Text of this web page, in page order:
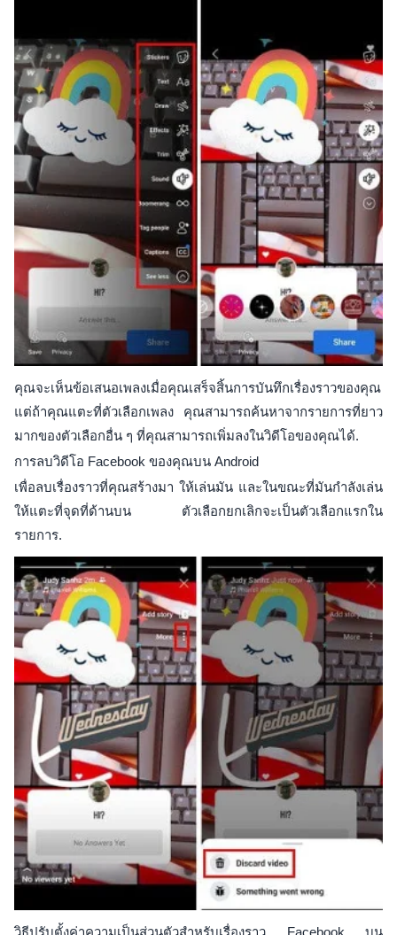
คุณจะเห็นข้อเสนอเพลงเมื่อคุณเสร็จสิ้นการบันทึกเรื่องราวของคุณ
แต่ถ้าคุณแตะที่ตัวเลือกเพลง คุณสามารถค้นหาจากรายการที่ยาว
มากของตัวเลือกอื่น ๆ ที่คุณสามารถเพิ่มลงในวิดีโอของคุณได้.
การลบวิดีโอ Facebook ของคุณบน Android
เพื่อลบเรื่องราวที่คุณสร้างมา ให้เล่นมัน และในขณะที่มันกำลังเล่น
ให้แตะที่จุดที่ด้านบน ตัวเลือกยกเลิกจะเป็นตัวเลือกแรกใน
รายการ.